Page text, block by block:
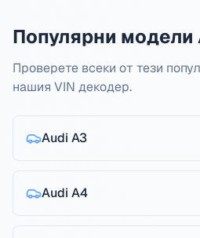
Популярни модели
Проверете всеки от тези
нашия VIN декодер.
Audi A3
Audi A4